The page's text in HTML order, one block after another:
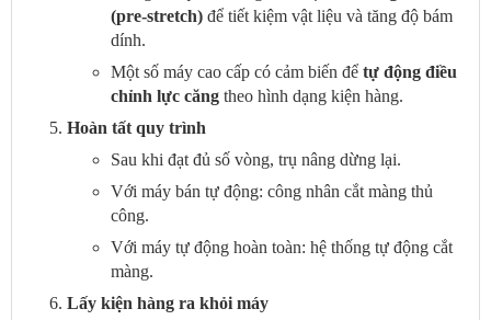
(pre-stretch) để tiết kiệm vật liệu và tăng độ bám
dính.
Một số máy cao cấp có cảm biến để tự động điều
chỉnh lực căng theo hình dạng kiện hàng.
Hoàn tất quy trình
Sau khi đạt đủ số vòng, trụ nâng dừng lại.
Với máy bán tự động: công nhân cắt màng thủ
công.
Với máy tự động hoàn toàn: hệ thống tự động cắt
màng.
Lấy kiện hàng ra khỏi máy